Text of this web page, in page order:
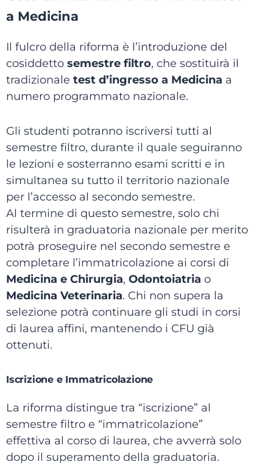
a Medicina
Il fulcro della riforma è l’introduzione del
cosiddetto semestre filtro, che sostituirà il
tradizionale test d’ingresso a Medicina a
numero programmato nazionale.
Gli studenti potranno iscriversi tutti al
semestre filtro, durante il quale seguiranno
le lezioni e sosterranno esami scritti e in
simultanea su tutto il territorio nazionale
per l’accesso al secondo semestre.
Al termine di questo semestre, solo chi
risulterà in graduatoria nazionale per merito
potrà proseguire nel secondo semestre e
completare l’immatricolazione ai corsi di
Medicina e Chirurgia, Odontoiatria o
Medicina Veterinaria. Chi non supera la
selezione potrà continuare gli studi in corsi
di laurea affini, mantenendo i CFU già
ottenuti.
Iscrizione e Immatricolazione
La riforma distingue tra “iscrizione” al
semestre filtro e “immatricolazione”
effettiva al corso di laurea, che avverrà solo
dopo il superamento della graduatoria.